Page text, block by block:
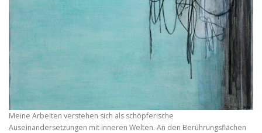
Meine Arbeiten verstehen sich als schöpferische
Auseinandersetzungen mit inneren Welten. An den Berührungsflächen